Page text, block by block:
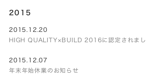
2015
2015.12.20
HIGH QUALITY×BUILD 2016に認定されまし
2015.12.07
年末年始休業のお知らせ